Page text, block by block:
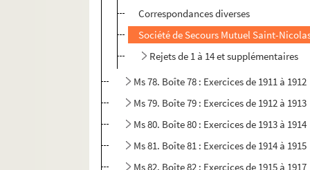
Correspondances diverses
Société de Secours Mutuel Saint-
Rejets de 1 à 14 et supplémentaires
Ms 78. Boîte 78 : Exercices de 1911 à 1912
Ms 79. Boîte 79 : Exercices de 1912 à 1913
Ms 80. Boîte 80 : Exercices de 1913 à 1914
Ms 81. Boîte 81 : Exercices de 1914 à 1915
Ms 82. Boîte 82 : Exercices de 1915 à 1917